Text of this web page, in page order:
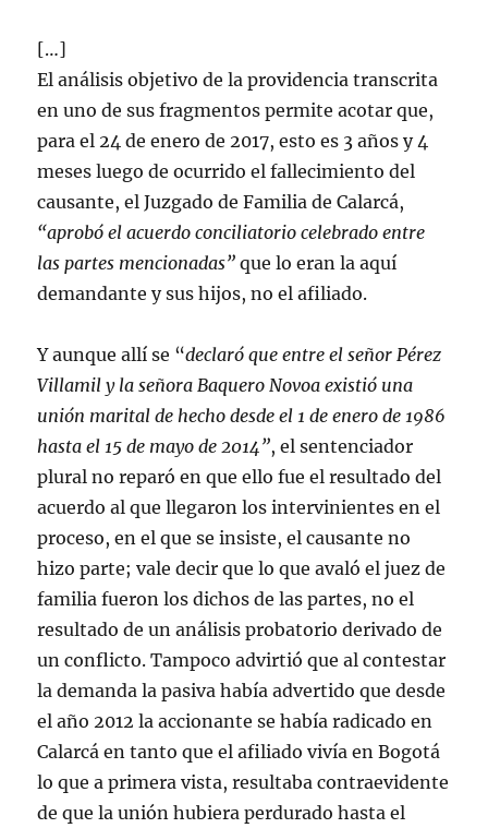
[…]
El análisis objetivo de la providencia transcrita
en uno de sus fragmentos permite acotar que,
para el 24 de enero de 2017, esto es 3 años y 4
meses luego de ocurrido el fallecimiento del
causante, el Juzgado de Familia de Calarcá,
“aprobó el acuerdo conciliatorio celebrado entre
las partes mencionadas”que lo eran la aquí
demandante y sus hijos, no el afiliado.
Y aunque allí se “declaró que entre el señor Pérez
Villamil y la señora Baquero Novoa existió una
unión marital de hecho desde el 1 de enero de 1986
hasta el 15 de mayo de 2014”, el sentenciador
plural no reparó en que ello fue el resultado del
acuerdo al que llegaron los intervinientes en el
proceso, en el que se insiste, el causante no
hizo parte; vale decir que lo que avaló el juez de
familia fueron los dichos de las partes, no el
resultado de un análisis probatorio derivado de
un conflicto. Tampoco advirtió que al contestar
la demanda la pasiva había advertido que desde
el año 2012 la accionante se había radicado en
Calarcá en tanto que el afiliado vivía en Bogotá
lo que a primera vista, resultaba contraevidente
de que la unión hubiera perdurado hasta el